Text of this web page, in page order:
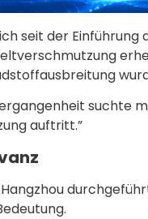
seit der Einführung
suchte
auftritt.”